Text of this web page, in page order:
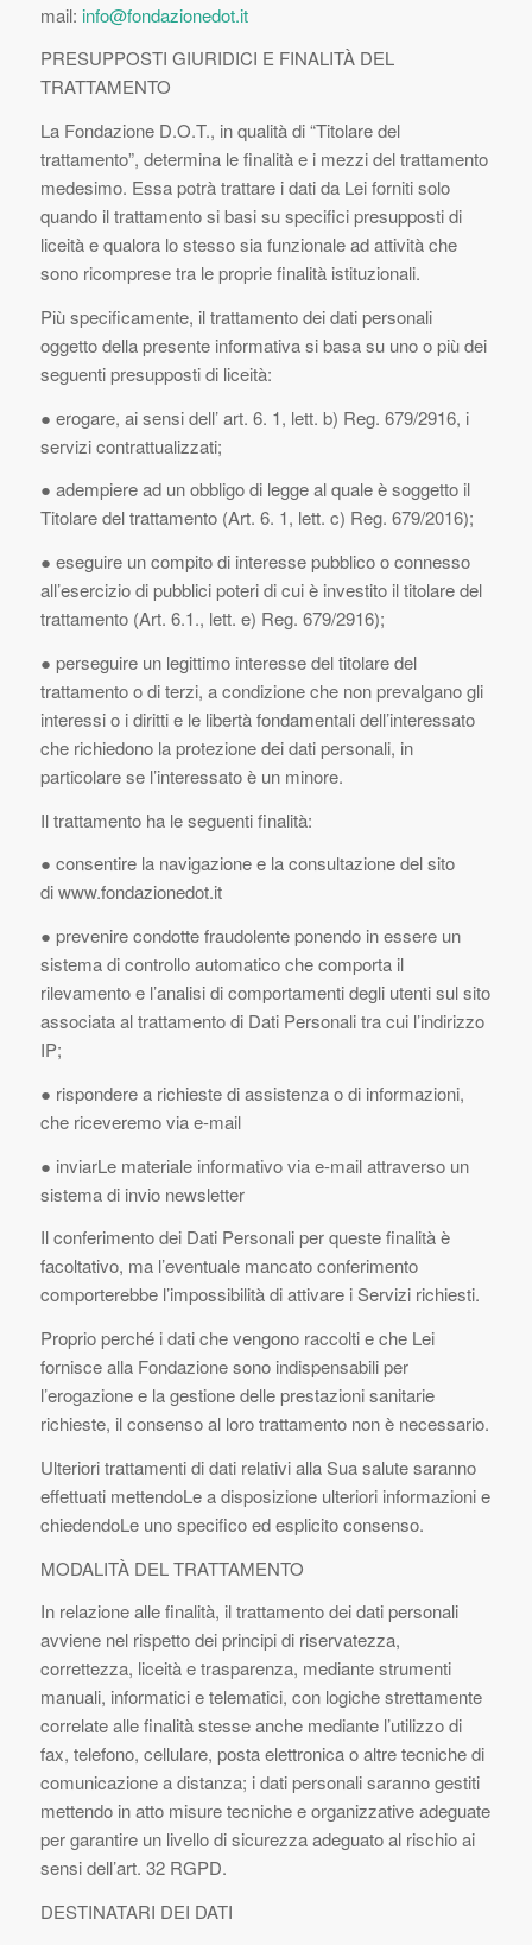
mail: info@fondazionedot.it
PRESUPPOSTI GIURIDICI E FINALITÀ DEL
TRATTAMENTO
La Fondazione D.O.T., in qualità di “Titolare del
trattamento”, determina le finalità e i mezzi del trattamento
medesimo. Essa potrà trattare i dati da Lei forniti solo
quando il trattamento si basi su specifici presupposti di
liceità e qualora lo stesso sia funzionale ad attività che
sono ricomprese tra le proprie finalità istituzionali.
Più specificamente, il trattamento dei dati personali
oggetto della presente informativa si basa su uno o più dei
seguenti presupposti di liceità:
● erogare, ai sensi dell’ art. 6. 1, lett. b) Reg. 679/2916, i
servizi contrattualizzati;
● adempiere ad un obbligo di legge al quale è soggetto il
Titolare del trattamento (Art. 6. 1, lett. c) Reg. 679/2016);
● eseguire un compito di interesse pubblico o connesso
all’esercizio di pubblici poteri di cui è investito il titolare del
trattamento (Art. 6.1., lett. e) Reg. 679/2916);
● perseguire un legittimo interesse del titolare del
trattamento o di terzi, a condizione che non prevalgano gli
interessi o i diritti e le libertà fondamentali dell’interessato
che richiedono la protezione dei dati personali, in
particolare se l’interessato è un minore.
Il trattamento ha le seguenti finalità:
● consentire la navigazione e la consultazione del sito
di www.fondazionedot.it
● prevenire condotte fraudolente ponendo in essere un
sistema di controllo automatico che comporta il
rilevamento e l’analisi di comportamenti degli utenti sul sito
associata al trattamento di Dati Personali tra cui l’indirizzo
IP;
● rispondere a richieste di assistenza o di informazioni,
che riceveremo via e-mail
● inviarLe materiale informativo via e-mail attraverso un
sistema di invio newsletter
Il conferimento dei Dati Personali per queste finalità è
facoltativo, ma l’eventuale mancato conferimento
comporterebbe l’impossibilità di attivare i Servizi richiesti.
Proprio perché i dati che vengono raccolti e che Lei
fornisce alla Fondazione sono indispensabili per
l’erogazione e la gestione delle prestazioni sanitarie
richieste, il consenso al loro trattamento non è necessario.
Ulteriori trattamenti di dati relativi alla Sua salute saranno
effettuati mettendoLe a disposizione ulteriori informazioni e
chiedendoLe uno specifico ed esplicito consenso.
MODALITÀ DEL TRATTAMENTO
In relazione alle finalità, il trattamento dei dati personali
avviene nel rispetto dei principi di riservatezza,
correttezza, liceità e trasparenza, mediante strumenti
manuali, informatici e telematici, con logiche strettamente
correlate alle finalità stesse anche mediante l’utilizzo di
fax, telefono, cellulare, posta elettronica o altre tecniche di
comunicazione a distanza; i dati personali saranno gestiti
mettendo in atto misure tecniche e organizzative adeguate
per garantire un livello di sicurezza adeguato al rischio ai
sensi dell’art. 32 RGPD.
DESTINATARI DEI DATI